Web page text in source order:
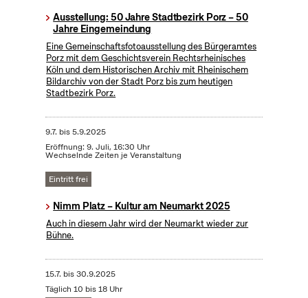
Ausstellung: 50 Jahre Stadtbezirk Porz – 50
Jahre Eingemeindung
Eine Gemeinschaftsfotoausstellung des Bürgeramtes
Porz mit dem Geschichtsverein Rechtsrheinisches
Köln und dem Historischen Archiv mit Rheinischem
Bildarchiv von der Stadt Porz bis zum heutigen
Stadtbezirk Porz.
9.7. bis5.9.2025
Eröffnung: 9. Juli, 16:30 Uhr
Wechselnde Zeiten je Veranstaltung
Eintritt frei
Nimm Platz – Kultur am Neumarkt 2025
Auch in diesem Jahr wird der Neumarkt wieder zur
Bühne.
15.7. bis30.9.2025
Täglich 10 bis 18 Uhr